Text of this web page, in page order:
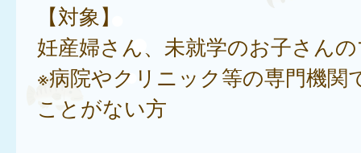
【対象】
妊産婦さん、未就学のお子さん
※病院やクリニック等の専門機関
ことがない方